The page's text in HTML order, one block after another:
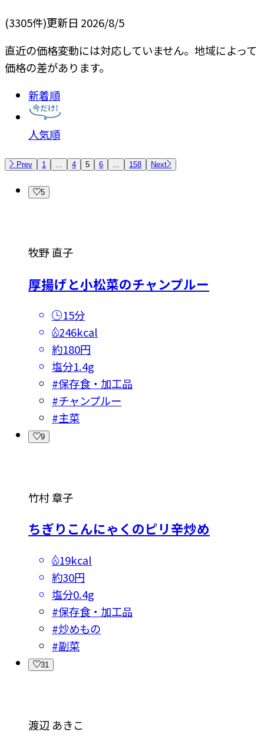
(3305件)更新日 2026/8/5
直近の価格変動には対応していません。地域によって
価格の差があります。
新着順
人気順
Prev 1 4 5 6 158 Next
5
牧野 直子
厚揚げと小松菜のチャンプルー
15分
246kcal
約180円
塩分1.4g
#保存食・加工品
#チャンプルー
#主菜
9
竹村 章子
ちぎりこんにゃくのピリ辛炒め
19kcal
約30円
塩分0.4g
#保存食・加工品
#炒めもの
#副菜
31
渡辺 あきこ